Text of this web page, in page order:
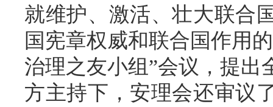
就维护、激活、壮大联合
国宪章权威和联合国作用
治理之友小组”会议，提
方主持下，安理会还审议